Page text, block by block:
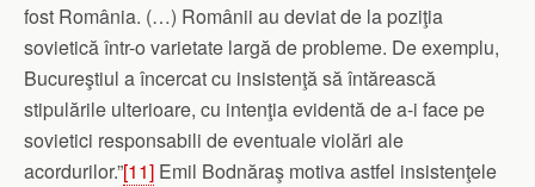
fost România. (…) Românii au deviat de la poziţia
sovietică într-o varietate largă de probleme. De exemplu,
Bucureştiul a încercat cu insistenţă să întărească
stipulările ulterioare, cu intenţia evidentă de a-i face pe
sovietici responsabili de eventuale violări ale
acordurilor.”[11] Emil Bodnăraş motiva astfel insistenţele